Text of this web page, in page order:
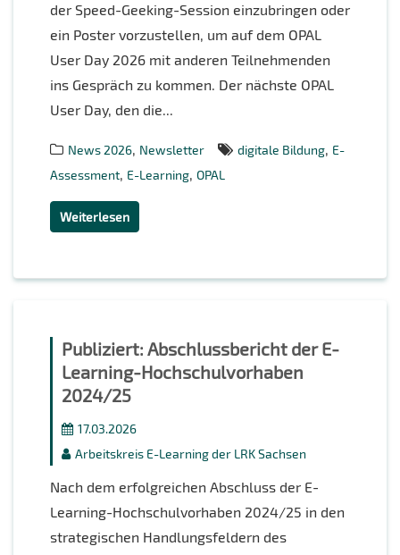
der Speed-Geeking-Session einzubringen oder
ein Poster vorzustellen, um auf dem OPAL
User Day 2026 mit anderen Teilnehmenden
ins Gespräch zu kommen. Der nächste OPAL
User Day, den die...
News 2026, Newsletter digitale Bildung, E-
Assessment, E-Learning, OPAL
Weiterlesen
Publiziert: Abschlussbericht der E-
Learning-Hochschulvorhaben
2024/25
17.03.2026
Arbeitskreis E-Learning der LRK Sachsen
Nach dem erfolgreichen Abschluss der E-
Learning-Hochschulvorhaben 2024/25 in den
strategischen Handlungsfeldern des